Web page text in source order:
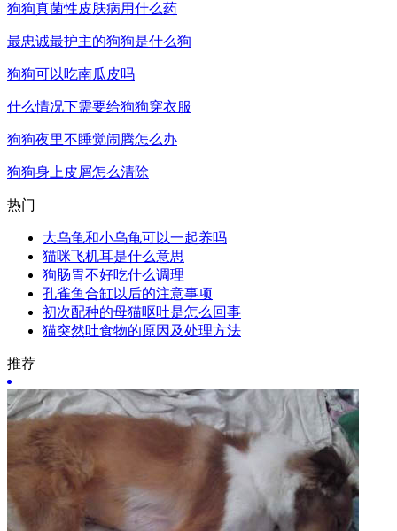
狗狗真菌性皮肤病用什么药
最忠诚最护主的狗狗是什么狗
狗狗可以吃南瓜皮吗
什么情况下需要给狗狗穿衣服
狗狗夜里不睡觉闹腾怎么办
狗狗身上皮屑怎么清除
热门
大乌龟和小乌龟可以一起养吗
猫咪飞机耳是什么意思
狗肠胃不好吃什么调理
孔雀鱼合缸以后的注意事项
初次配种的母猫呕吐是怎么回事
猫突然吐食物的原因及处理方法
推荐